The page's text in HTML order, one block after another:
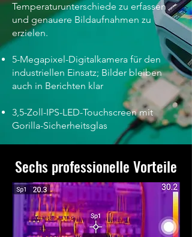
Temperaturunterschiede zu erfassen
und genauere Bildaufnahmen zu
erzielen.
5-Megapixel-Digitalkamera für den
industriellen Einsatz; Bilder bleiben
auch in Berichten klar
3,5-Zoll-IPS-LED-Touchscreen mit
Gorilla-Sicherheitsglas
Sechs professionelle Vorteile